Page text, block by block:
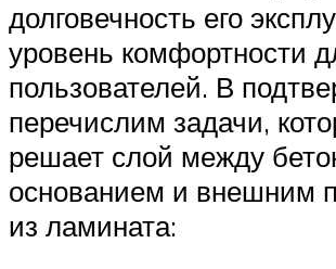
долговечность его
уровень комфортности
пользователей. В
перечислим задачи,
решает слой между
основанием и внешним
из ламината: